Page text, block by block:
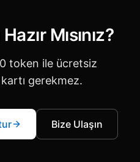
Mısınız?
token ile ücretsiz
gerekmez.
Bize Ulaşın